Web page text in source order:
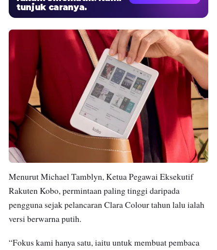
tunjuk caranya.
Menurut Michael Tamblyn, Ketua Pegawai Eksekutif
Rakuten Kobo, permintaan paling tinggi daripada
pengguna sejak pelancaran Clara Colour tahun lalu ialah
versi berwarna putih.
“Fokus kami hanya satu, iaitu untuk membuat pembaca